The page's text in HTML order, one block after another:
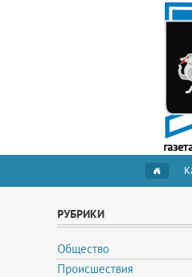
РУБРИКИ
Общество
Происшествия